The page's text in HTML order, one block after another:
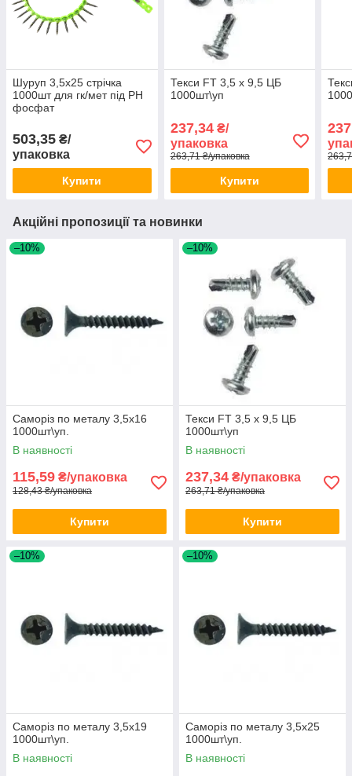
Шуруп 3,5х25 стрічка
1000шт для гк/мет під PH
фосфат
503,35 ₴/
упаковка
Купити
Текси FT 3,5 х 9,5 ЦБ
1000шт\уп
237,34₴/
упаковка
263,71 ₴/упаковка
Купити
Акційні пропозиції та новинки
–10%
Саморіз по металу 3,5x16
1000шт\уп.
В наявності
115,59 ₴/упаковка
128,43 ₴/упаковка
Купити
–10%
Текси FT 3,5 х 9,5 ЦБ
1000шт\уп
В наявності
237,34 ₴/упаковка
263,71 ₴/упаковка
Купити
–10%
Саморіз по металу 3,5x19
1000шт\уп.
В наявності
–10%
Саморіз по металу 3,5x25
1000шт\уп.
В наявності